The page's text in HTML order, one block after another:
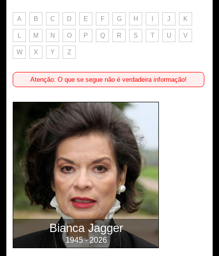
A B C D E F G H I J K
L M N O P Q R S T U V
W X Y Z
Atenção: O que se segue não é verdadeira informação!
Bianca Jagger
1945 - 2026